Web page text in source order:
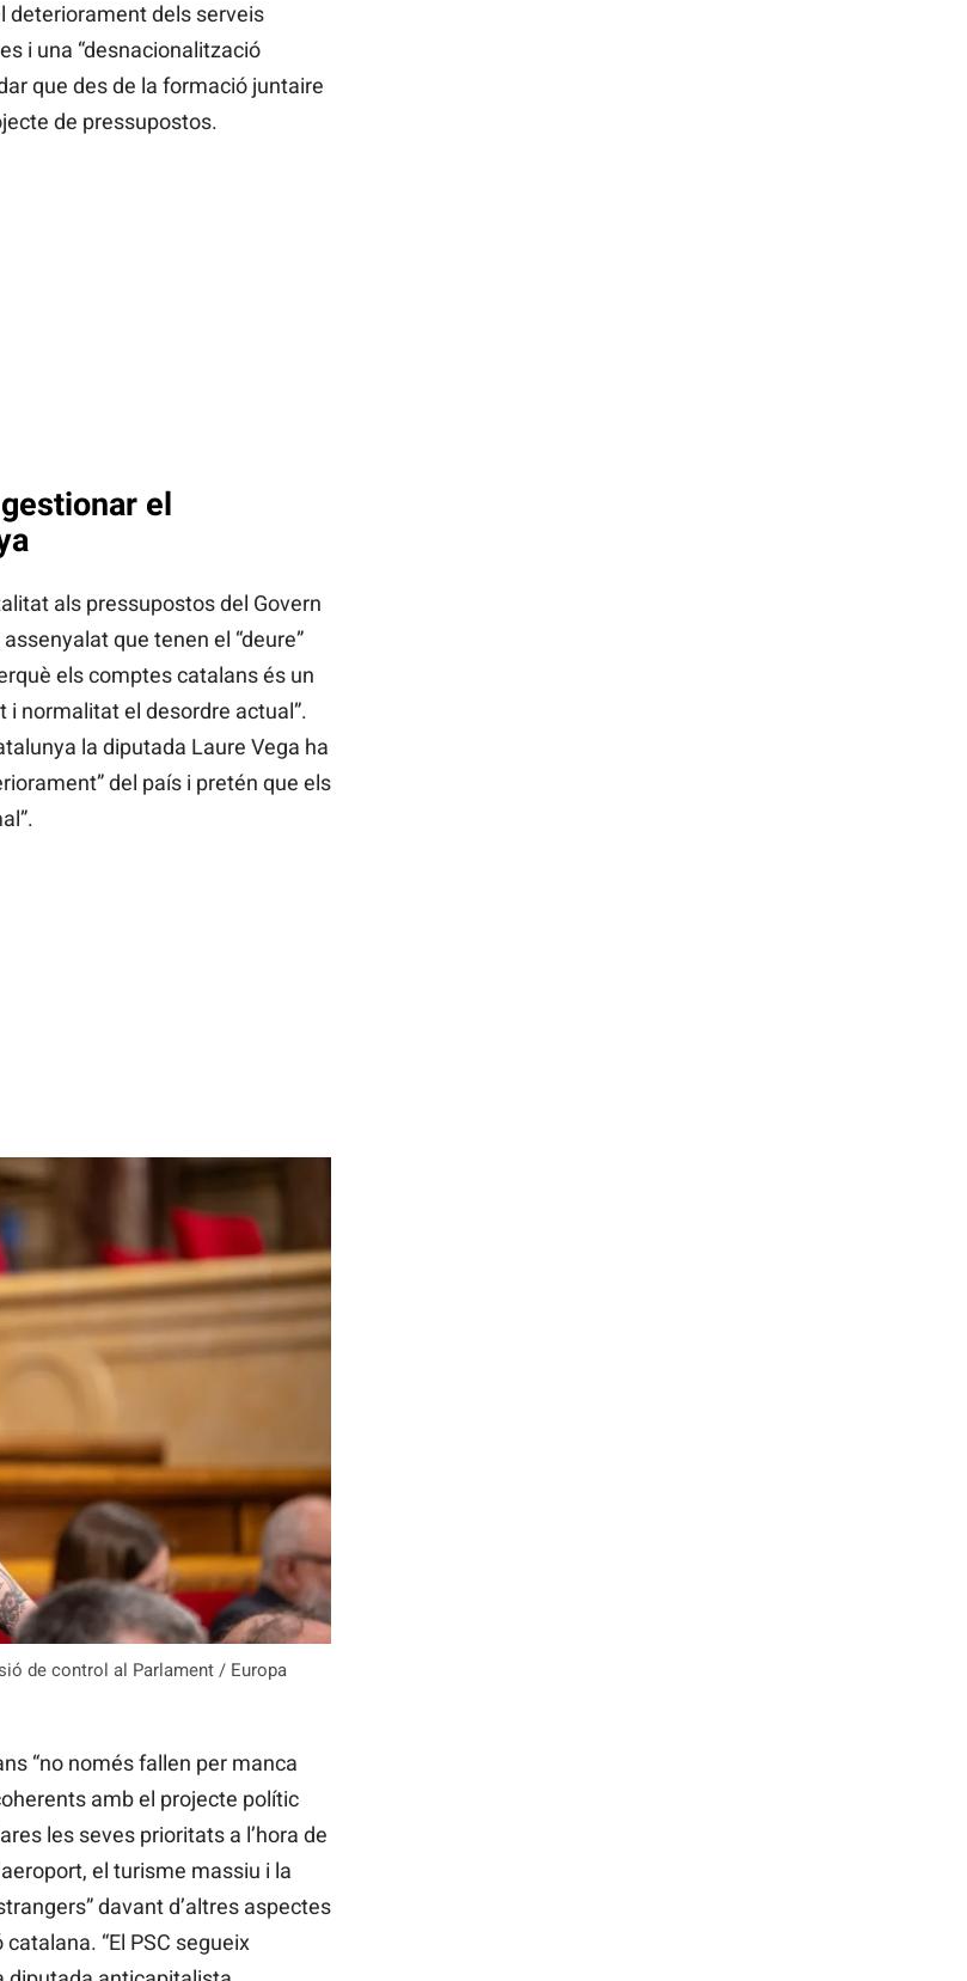
deteriorament dels serveis
i una “desnacionalització
que des de la formació juntaire
de pressupostos.
el
als pressupostos del Govern
que tenen el “deure”
els comptes catalans és un
normalitat el desordre actual”.
la diputada Laure Vega ha
del país i pretén que els
de control al Parlament / Europa
“no només fallen per manca
amb el projecte polític
les seves prioritats a l’hora de
el turisme massiu i la
davant d’altres aspectes
“El PSC segueix